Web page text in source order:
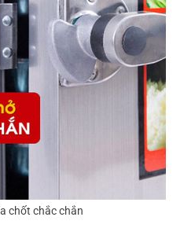
chốt chắc chắn